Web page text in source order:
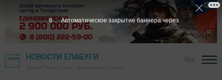
НОВОСТИ ЕЛАБУГИ
6 Автоматическое закрытие баннера через